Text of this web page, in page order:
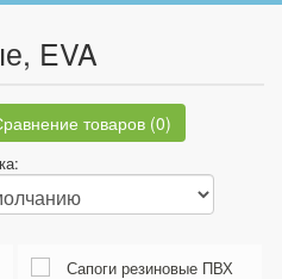
EVA
товаров (0)